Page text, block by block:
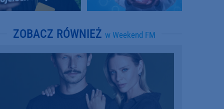
ZOBACZ RÓWNIEŻ w Weekend FM